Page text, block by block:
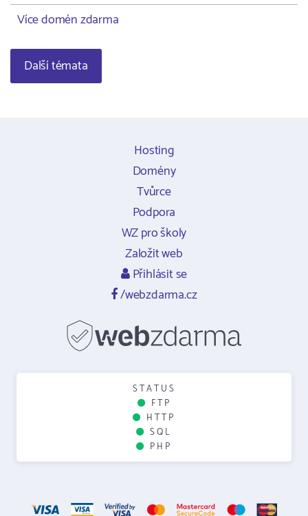
Více domén zdarma
Další témata
Hosting
Domény
Tvůrce
Podpora
WZ pro školy
Založit web
Přihlásit se
/webzdarma.cz
STATUS
FTP
HTTP
SQL
PHP